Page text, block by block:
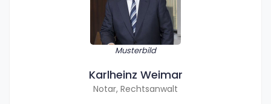
Musterbild
Karlheinz Weimar
Notar, Rechtsanwalt